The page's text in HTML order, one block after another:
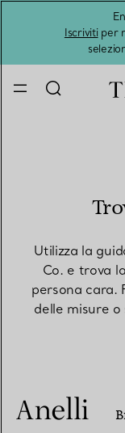
Iscrivitiper
Utilizza la
Co. e trova
persona cara.
delle misure
Anelli